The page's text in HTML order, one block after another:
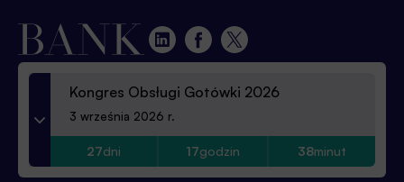
Kongres Obsługi Gotówki 2026
3 września 2026 r.
27dni 17godzin 38minut